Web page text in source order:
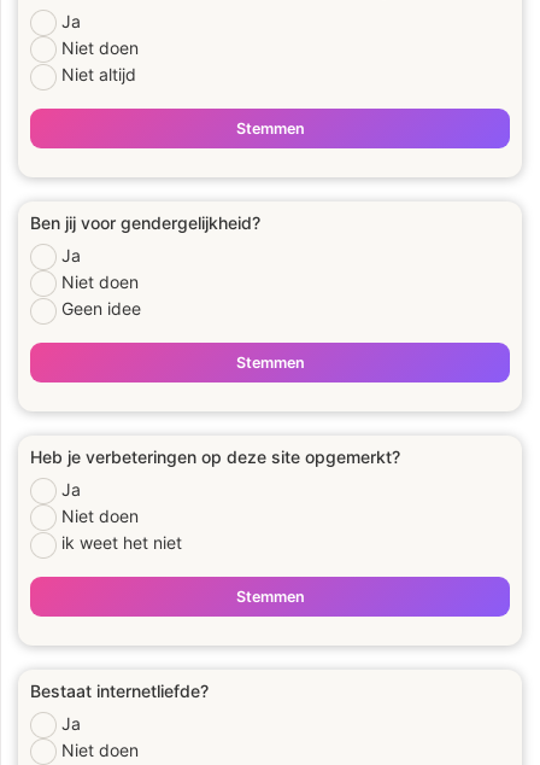
Ja
Niet doen
Niet altijd
Stemmen
Ben jij voor gendergelijkheid?
Ja
Niet doen
Geen idee
Stemmen
Heb je verbeteringen op deze site opgemerkt?
Ja
Niet doen
ik weet het niet
Stemmen
Bestaat internetliefde?
Ja
Niet doen